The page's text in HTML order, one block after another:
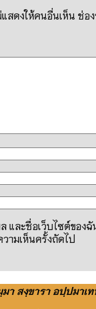
สดงให้คนอื่นเห็น ช่อ
และชื่อเว็บไซต์ของฉั
ามเห็นครั้งถัดไป
มา สงฺขารา อปฺปมาเ